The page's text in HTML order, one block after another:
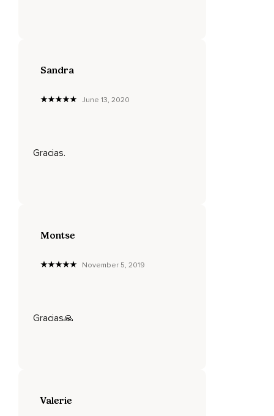
Sandra
June 13, 2020
Gracias.
Montse
November 5, 2019
Gracias🙏
Valerie